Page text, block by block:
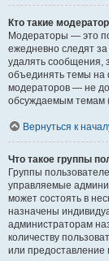
Кто такие
Модераторы — это
ежедневно следят
удалять сообщения,
объединять темы на
модераторов — не
обсуждаемым темам
Вернуться к
Что такое группы
Группы
управляемые
может состоять в
назначены
администраторам
количеству
или